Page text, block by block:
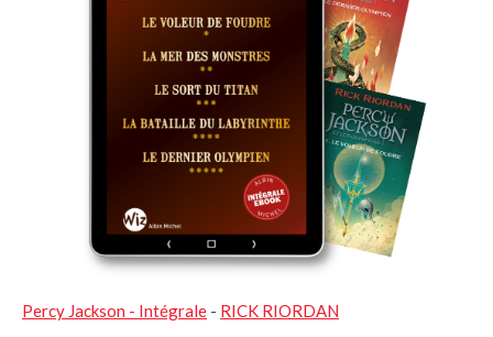
Percy Jackson - Intégrale - RICK RIORDAN